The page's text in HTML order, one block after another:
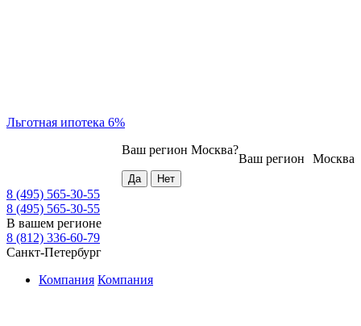
Льготная ипотека 6%
Москва
Ваш регион
Ваш регион Москва?
8 (495) 565-30-55
8 (495) 565-30-55
В вашем регионе
8 (812) 336-60-79
Санкт-Петербург
Компания Компания